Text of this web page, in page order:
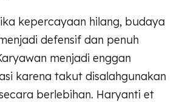
kepercayaan hilang, budaya
defensif dan penuh
menjadi enggan
karena takut disalahgunakan
berlebihan. Haryanti et